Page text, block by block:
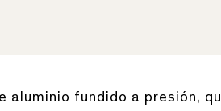
fundido a presión,